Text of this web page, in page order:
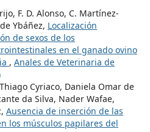
F. D. Alonso, C. Martínez-
Ybáñez, Localización
de sexos de los
en el ganado ovino
, Anales de Veterinaria de
Cyriaco, Daniela Omar de
da Silva, Nader Wafae,
Ausencia de inserción de las
los músculos papilares del